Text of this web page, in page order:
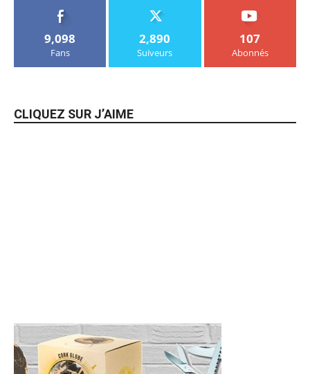
9,098
Fans
2,890
Suiveurs
107
Abonnés
CLIQUEZ SUR J’AIME